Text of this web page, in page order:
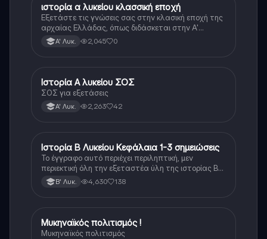
Ιστορία
ιστορία α λυκείου κλασσική εποχή
Εξετάστε τις γνώσεις σας στην κλασική εποχή της
αρχαίας Ελλάδας, όπως διδάσκεται στην Α'
Λυκείου.Α' Λυκ. 2,045 0
Ιστορία
Ιστορία Α λυκείου ΣΟΣ
ΣΟΣ για εξετάσεις
Α' Λυκ. 2,263 42
Ιστορία
Ιστορία Β Λυκείου Κεφάλαια 1-3 σημειώσεις
Το έγγραφο αυτό περιέχει περιληπτική, μεν
περιεκτική όλη την εξεταστέα ύλη της ιστορίας Β
λυκείου για τα πρώτα 3 Κεφάλαια, δηλαδή την
μισή ύλη. Το έγγραφο έχει γραφτεί με προσοχή και
Β' Λυκ. 4,630 138
Ιστορία
Μυκηναϊκός πολιτισμός !
Μυκηναϊκός πολιτισμός